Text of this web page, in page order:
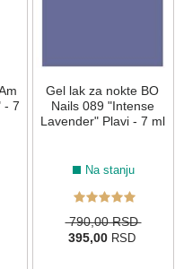
- 7
Gel lak za nokte BO
Nails 089 "Intense
Lavender" Plavi - 7 ml
Na stanju
790,00 RSD
395,00 RSD